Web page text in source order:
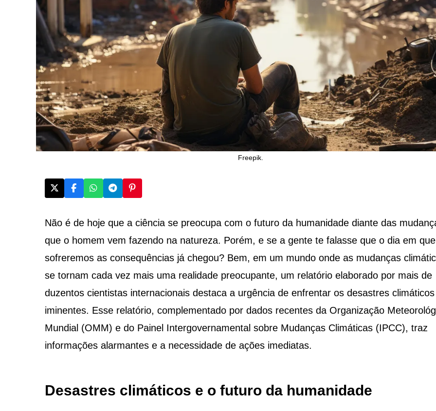
Freepik.
Não é de hoje que a ciência se preocupa com o futuro da humanidade diante das
que o homem vem fazendo na natureza. Porém, e se a gente te falasse que o dia em que
sofreremos as consequências já chegou? Bem, em um mundo onde as mudanças
se tornam cada vez mais uma realidade preocupante, um relatório elaborado por mais de
duzentos cientistas internacionais destaca a urgência de enfrentar os desastres climáticos
iminentes. Esse relatório, complementado por dados recentes da Organização
Mundial (OMM) e do Painel Intergovernamental sobre Mudanças Climáticas (IPCC), traz
informações alarmantes e a necessidade de ações imediatas.
Desastres climáticos e o futuro da humanidade